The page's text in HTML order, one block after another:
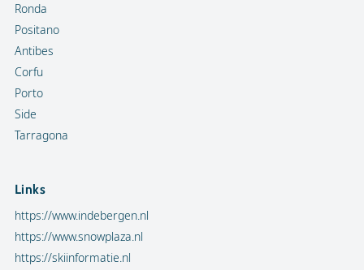
Ronda
Positano
Antibes
Corfu
Porto
Side
Tarragona
Links
https://www.indebergen.nl
https://www.snowplaza.nl
https://skiinformatie.nl